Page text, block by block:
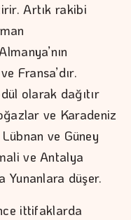
Artık rakibi
Fransa’dır.
olarak dağıtır
ve Karadeniz
ve Güney
ve Antalya
Yunanlara düşer.
ittifaklarda